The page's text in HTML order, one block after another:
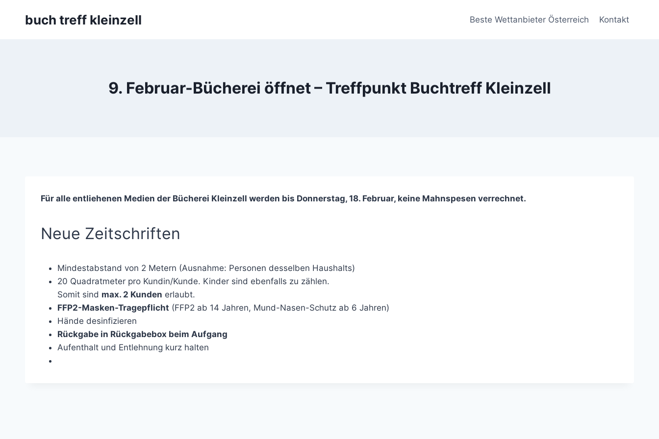
buch treff kleinzell Beste Wettanbieter Österreich Kontakt
9. Februar-Bücherei öffnet – Treffpunkt Buchtreff Kleinzell
Für alle entliehenen Medien der Bücherei Kleinzell werden bis Donnerstag, 18. Februar, keine Mahnspesen verrechnet.
Neue Zeitschriften
Mindestabstand von 2 Metern (Ausnahme: Personen desselben Haushalts)
20 Quadratmeter pro Kundin/Kunde. Kinder sind ebenfalls zu zählen.
Somit sind max. 2 Kunden erlaubt.
FFP2-Masken-Tragepflicht (FFP2 ab 14 Jahren, Mund-Nasen-Schutz ab 6 Jahren)
Hände desinfizieren
Rückgabe in Rückgabebox beim Aufgang
Aufenthalt und Entlehnung kurz halten